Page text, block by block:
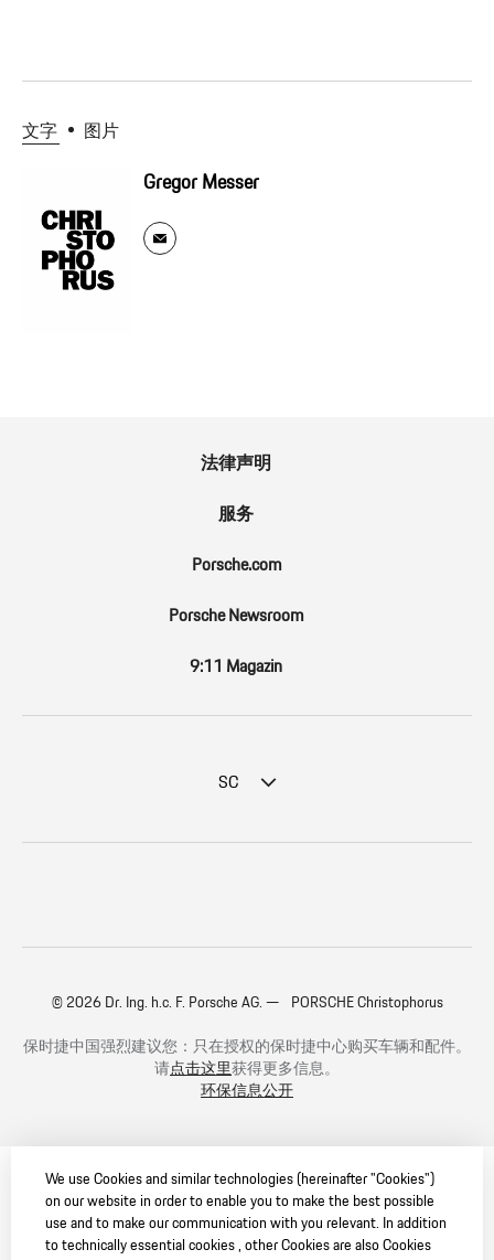
文字 图片
Gregor Messer
法律声明
服务
Porsche.com
Porsche Newsroom
9:11 Magazin
SC
© 2026 Dr. Ing. h.c. F. Porsche AG. — PORSCHE Christophorus
保时捷中国强烈建议您：只在授权的保时捷中心购买车辆和配件。
请点击这里获得更多信息。
环保信息公开
We use Cookies and similar technologies (hereinafter "Cookies")
on our website in order to enable you to make the best possible
use and to make our communication with you relevant. In addition
to technically essential cookies , other Cookies are also Cookies